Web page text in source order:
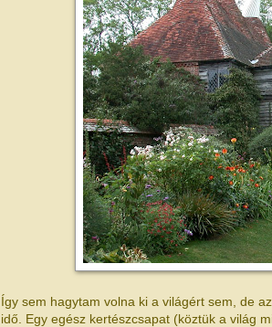
Így sem hagytam volna ki a világért sem, de
idő. Egy egész kertészcsapat (köztük a világ